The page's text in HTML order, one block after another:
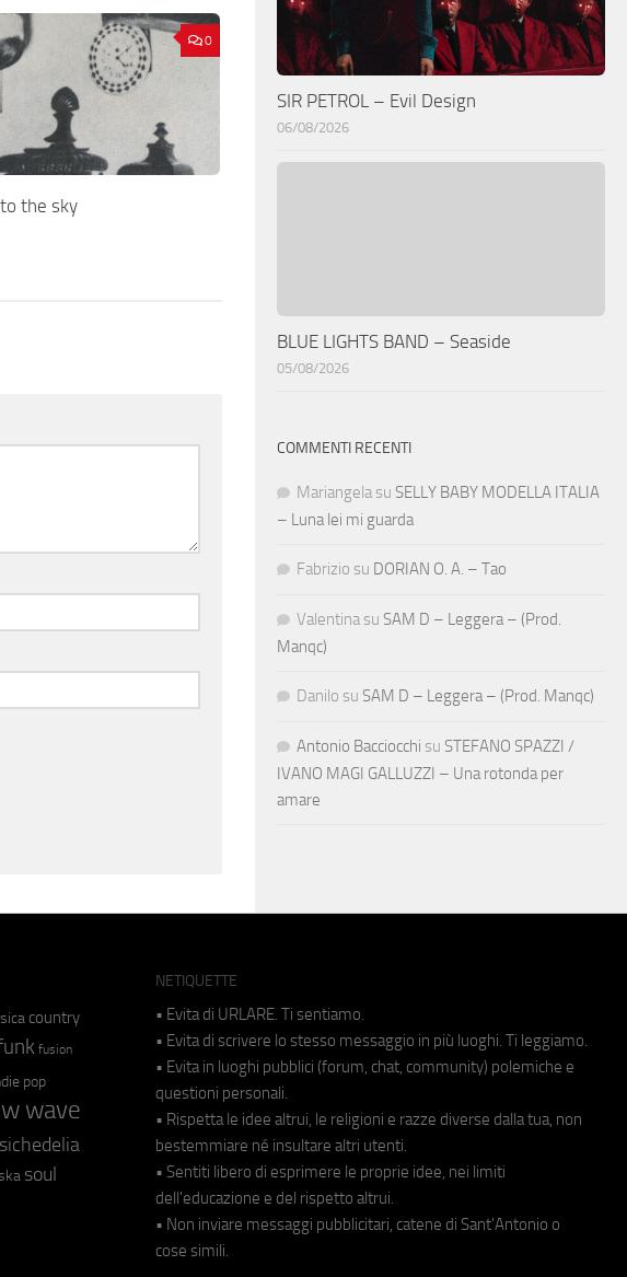
0
the sky
SIR PETROL – Evil Design
06/08/2026
BLUE LIGHTS BAND – Seaside
05/08/2026
COMMENTI RECENTI
Mariangela su SELLY BABY MODELLA ITALIA
– Luna lei mi guarda
Fabrizio su DORIAN O. A. – Tao
Valentina su SAM D – Leggera – (Prod.
Manqc)
Danilo su SAM D – Leggera – (Prod. Manqc)
Antonio Bacciocchi su STEFANO SPAZZI /
IVANO MAGI GALLUZZI – Una rotonda per
amare
country
fusion
pop
wave
soul
NETIQUETTE
• Evita di URLARE. Ti sentiamo.
• Evita di scrivere lo stesso messaggio in più luoghi. Ti leggiamo.
• Evita in luoghi pubblici (forum, chat, community) polemiche e
questioni personali.
• Rispetta le idee altrui, le religioni e razze diverse dalla tua, non
bestemmiare né insultare altri utenti.
• Sentiti libero di esprimere le proprie idee, nei limiti
dell'educazione e del rispetto altrui.
• Non inviare messaggi pubblicitari, catene di Sant'Antonio o
cose simili.